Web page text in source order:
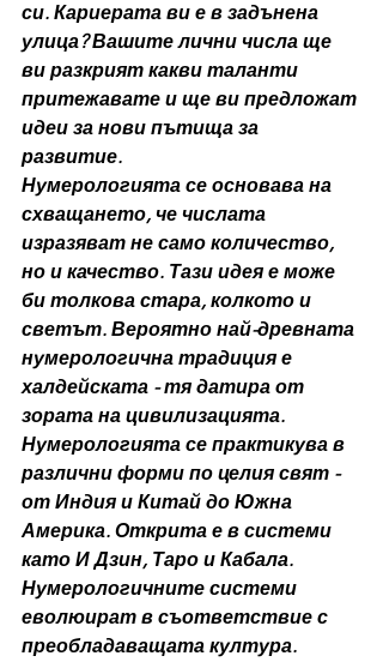
си. Кариерата ви е в задънена
улица? Вашите лични числа ще
ви разкрият какви таланти
притежавате и ще ви предложат
идеи за нови пътища за
развитие.
Нумерологията се основава на
схващането, че числата
изразяват не само количество,
но и качество. Тази идея е може
би толкова стара, колкото и
светът. Вероятно най-древната
нумерологична традиция е
халдейската - тя датира от
зората на цивилизацията.
Нумерологията се практикува в
различни форми по целия свят -
от Индия и Китай до Южна
Америка. Открита е в системи
като И Дзин, Таро и Кабала.
Нумерологичните системи
еволюират в съответствие с
преобладаващата култура.